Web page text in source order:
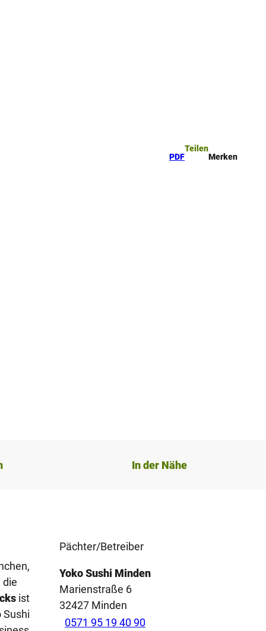
PDF
Teilen
Merken
In der Nähe
die
ist
Sushi
Pächter/Betreiber
Yoko Sushi Minden
Marienstraße 6
32427 Minden
0571 95 19 40 90